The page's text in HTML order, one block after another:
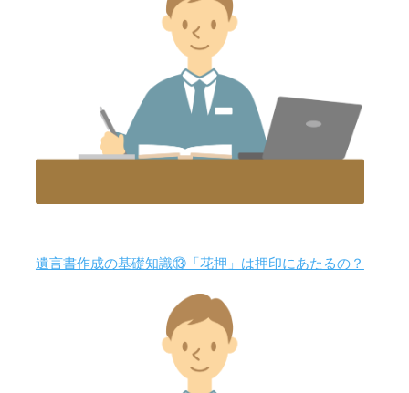
遺言書作成の基礎知識⑬「花押」は押印にあたるの？